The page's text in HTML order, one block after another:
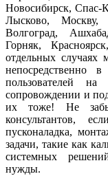
Новосибирск, Спас-
Лысково, Москву,
Волгоград,
Горняк,
отдельных случаях
непосредственно
пользователей
сопровождении и
их тоже! Не
консультантов,
пусконаладка,
задачи, такие как
системных
нужды.